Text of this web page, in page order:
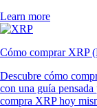
Learn more
Cómo comprar XRP
Descubre cómo
con una guía
compra XRP hoy